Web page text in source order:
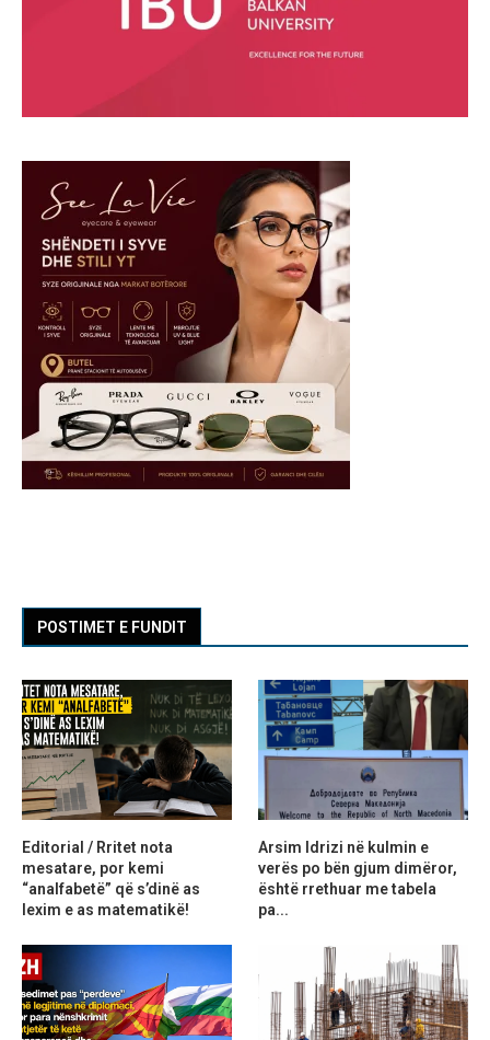
POSTIMET E FUNDIT
Editorial / Rritet nota
mesatare, por kemi
“analfabetë” që s’dinë as
lexim e as matematikë!
Arsim Idrizi në kulmin e
verës po bën gjum dimëror,
është rrethuar me tabela
pa...